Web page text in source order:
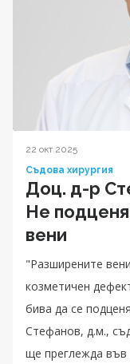
22 окт 2025
Съдова хирургия
Доц. д-р
Не
вени
"Разширените
козметичен
бива да се
Стефанов, д.м.,
ще преглежда във